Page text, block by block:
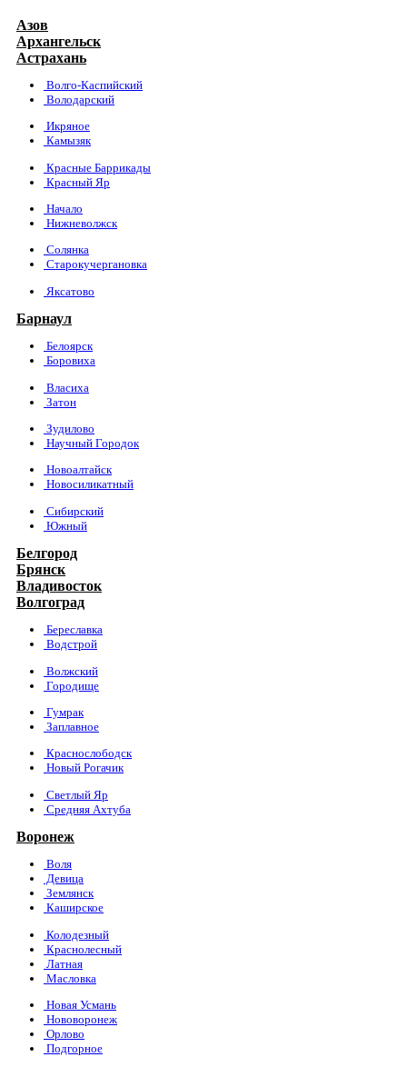
Азов
Архангельск
Астрахань
Волго-Каспийский
Володарский
Икряное
Камызяк
Красные Баррикады
Красный Яр
Начало
Нижневолжск
Солянка
Старокучергановка
Яксатово
Барнаул
Белоярск
Боровиха
Власиха
Затон
Зудилово
Научный Городок
Новоалтайск
Новосиликатный
Сибирский
Южный
Белгород
Брянск
Владивосток
Волгоград
Береславка
Водстрой
Волжский
Городище
Гумрак
Заплавное
Краснослободск
Новый Рогачик
Светлый Яр
Средняя Ахтуба
Воронеж
Воля
Девица
Землянск
Каширское
Колодезный
Краснолесный
Латная
Масловка
Новая Усмань
Нововоронеж
Орлово
Подгорное